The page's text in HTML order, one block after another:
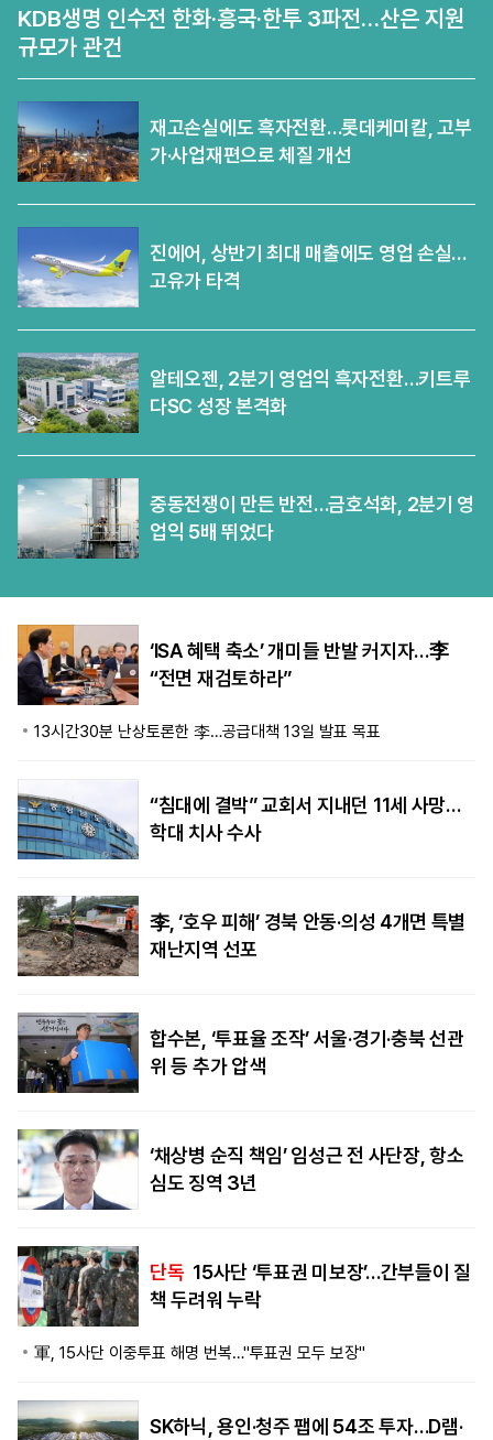
KDB생명 인수전 한화·흥국·한투 3파전…산은 지원
규모가 관건
재고손실에도 흑자전환…롯데케미칼, 고부
가·사업재편으로 체질 개선
진에어, 상반기 최대 매출에도 영업 손실…
고유가 타격
알테오젠, 2분기 영업익 흑자전환…키트루
다SC 성장 본격화
중동전쟁이 만든 반전…금호석화, 2분기 영
업익 5배 뛰었다
‘ISA 혜택 축소’ 개미들 반발 커지자…李
“전면 재검토하라”
13시간30분 난상토론한 李…공급대책 13일 발표 목표
“침대에 결박” 교회서 지내던 11세 사망…
학대 치사 수사
李, ‘호우 피해’ 경북 안동·의성 4개면 특별
재난지역 선포
합수본, ‘투표율 조작’ 서울·경기·충북 선관
위 등 추가 압색
‘채상병 순직 책임’ 임성근 전 사단장, 항소
심도 징역 3년
단독 15사단 ‘투표권 미보장’…간부들이 질
책 두려워 누락
軍, 15사단 이중투표 해명 번복…"투표권 모두 보장"
SK하닉, 용인·청주 팹에 54조 투자…D램·